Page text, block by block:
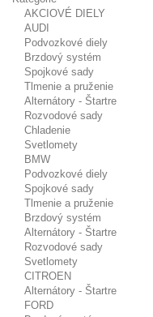
AKCIOVÉ DIELY
AUDI
Podvozkové diely
Brzdový systém
Spojkové sady
Tlmenie a pruženie
Alternátory - Štartre
Rozvodové sady
Chladenie
Svetlomety
BMW
Podvozkové diely
Spojkové sady
Tlmenie a pruženie
Brzdový systém
Alternátory - Štartre
Rozvodové sady
Svetlomety
CITROEN
Alternátory - Štartre
FORD